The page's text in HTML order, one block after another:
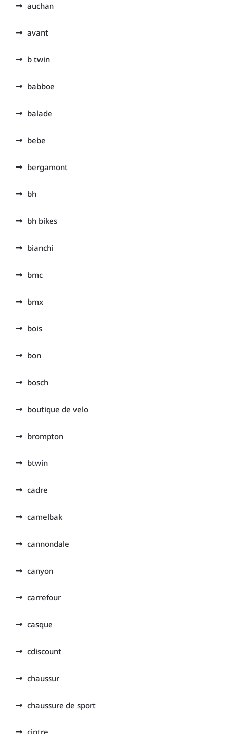
auchan
avant
b twin
babboe
balade
bebe
bergamont
bh
bh bikes
bianchi
bmc
bmx
bois
bon
bosch
boutique de velo
brompton
btwin
cadre
camelbak
cannondale
canyon
carrefour
casque
cdiscount
chaussur
chaussure de sport
cintre